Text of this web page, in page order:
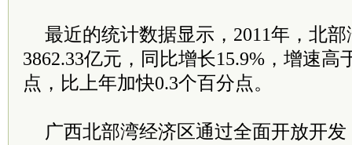
最近的统计数据显示，2011年，北
3862.33亿元，同比增长15.9%，增速高
点，比上年加快0.3个百分点。
广西北部湾经济区通过全面开放开